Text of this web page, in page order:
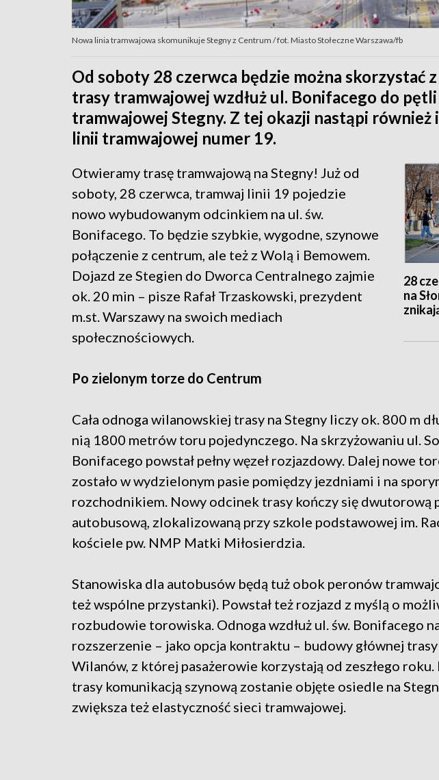
Nowa linia tramwajowa skomunikuje Stegny z Centrum / fot. Miasto Stołeczne Warszawa/fb
Od soboty 28 czerwca będzie można skorzystać
trasy tramwajowej wzdłuż ul. Bonifacego do
tramwajowej Stegny. Z tej okazji nastąpi również
linii tramwajowej numer 19.
28
na
Otwieramy trasę tramwajową na Stegny! Już od
soboty, 28 czerwca, tramwaj linii 19 pojedzie
nowo wybudowanym odcinkiem na ul. św.
Bonifacego. To będzie szybkie, wygodne, szynowe
połączenie z centrum, ale też z Wolą i Bemowem.
Dojazd ze Stegien do Dworca Centralnego zajmie
ok. 20 min – pisze Rafał Trzaskowski, prezydent
m.st. Warszawy na swoich mediach
społecznościowych.
Po zielonym torze do Centrum
Cała odnoga wilanowskiej trasy na Stegny liczy ok. 800 m
nią 1800 metrów toru pojedynczego. Na skrzyżowaniu ul.
Bonifacego powstał pełny węzeł rozjazdowy. Dalej nowe
zostało w wydzielonym pasie pomiędzy jezdniami i na
rozchodnikiem. Nowy odcinek trasy kończy się dwutorową
autobusową, zlokalizowaną przy szkole podstawowej im.
kościele pw. NMP Matki Miłosierdzia.
Stanowiska dla autobusów będą tuż obok peronów
też wspólne przystanki). Powstał też rozjazd z myślą o
rozbudowie torowiska. Odnoga wzdłuż ul. św. Bonifacego
rozszerzenie – jako opcja kontraktu – budowy głównej
Wilanów, z której pasażerowie korzystają od zeszłego
trasy komunikacją szynową zostanie objęte osiedle na
zwiększa też elastyczność sieci tramwajowej.